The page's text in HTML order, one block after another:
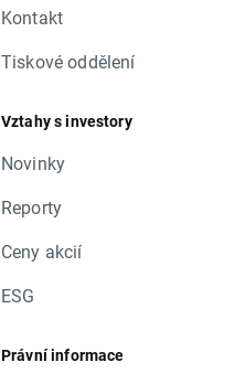
Kontakt
Tiskové oddělení
Vztahy s investory
Novinky
Reporty
Ceny akcií
ESG
Právní informace